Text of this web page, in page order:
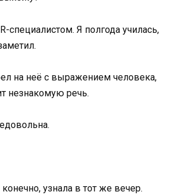
специалистом. Я полгода училась,
на неё с выражением человека,
незнакомую речь.
узнала в тот же вечер.